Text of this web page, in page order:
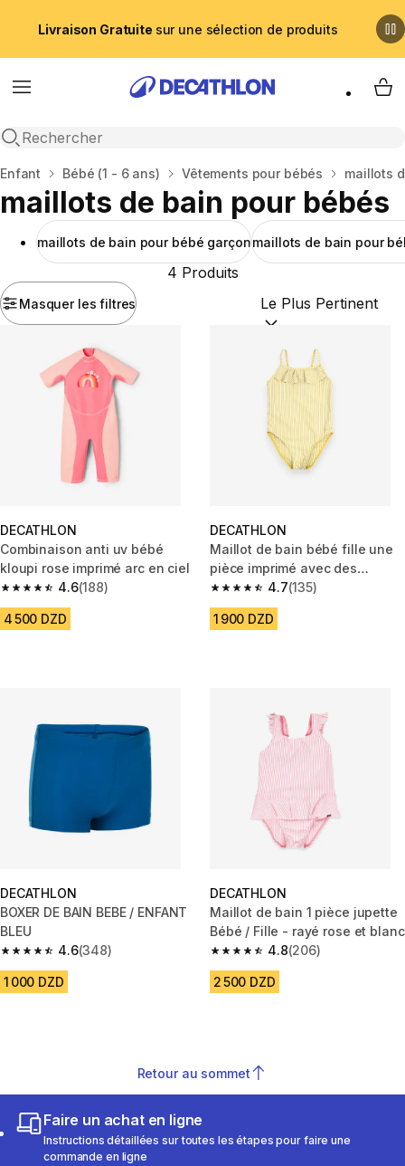
Livraison Gratuite sur une sélection de produits
Menu
Recherche ouverte
My
Accueil
Enfant Bébé (1 - 6 ans) Vêtements pour bébés maillots
maillots de bain pour bébés
maillots de bain pour bébé garçonmaillots de bain pour
Masquer les filtres
4 Produits
Trier par :(optional)
DECATHLON
Combinaison anti uv bébé
kloupi rose imprimé arc en ciel
4.6
4.6 out of 5 stars from 188 reviews
(188)
4 500 DZD
DECATHLON
Maillot de bain bébé fille une
pièce imprimé avec des
volants
4.7
4.7 out of 5 stars from 135
(135)
1 900 DZD
DECATHLON
BOXER DE BAIN BEBE / ENFANT
BLEU
4.6
4.6 out of 5 stars from 348 reviews
(348)
1 000 DZD
DECATHLON
Maillot de bain 1 pièce jupette
Bébé / Fille - rayé rose et blanc
4.8
4.8 out of 5 stars from 206
(206)
2 500 DZD
Retour au sommet
Faire un achat en ligne
Instructions détaillées sur toutes les étapes pour faire une
commande en ligne